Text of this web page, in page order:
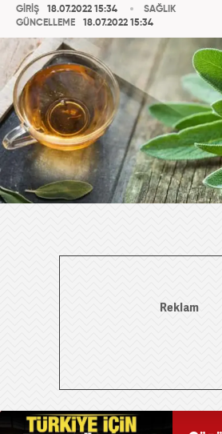
GİRİŞ
18.07.2022 15:34
GÜNCELLEME
18.07.2022 15:34
SAĞLIK